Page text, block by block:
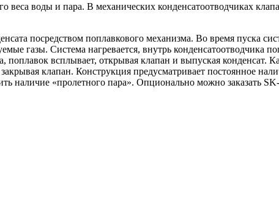
веса воды и пара. В механических конденсатоотводчиках
посредством поплавкового механизма. Во время пуска
газы. Система нагревается, внутрь конденсатоотводчика
всплывает, открывая клапан и выпуская конденсат.
клапан. Конструкция предусматривает постоянное
наличие «пролетного пара». Опционально можно заказать